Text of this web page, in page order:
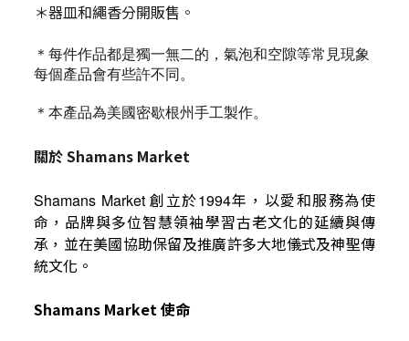
＊器皿和繩香分開販售。
＊ 每件作品都是獨一無二的，氣泡和空隙等常見現象
每個產品會有些許不同。
＊本產品為美國密歇根州手工製作。
關於Shamans Market
Shamans Market創立於1994年，以愛和服務為使
命，品牌與多位智慧領袖學習古老文化的延續與傳
承，並在美國協助保留及推廣許多大地儀式及神聖傳
統文化。
Shamans Market使命